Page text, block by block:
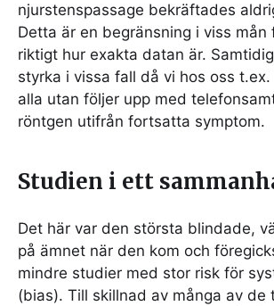
njurstenspassage bekräftades
Detta är en begränsning i viss mån
riktigt hur exakta datan är.
styrka i vissa fall då vi hos oss
alla utan följer upp med
röntgen utifrån fortsatta symptom.
Studien i ett
Det här var den största blindade,
på ämnet när den kom och
mindre studier med stor risk för
(bias). Till skillnad av många av de